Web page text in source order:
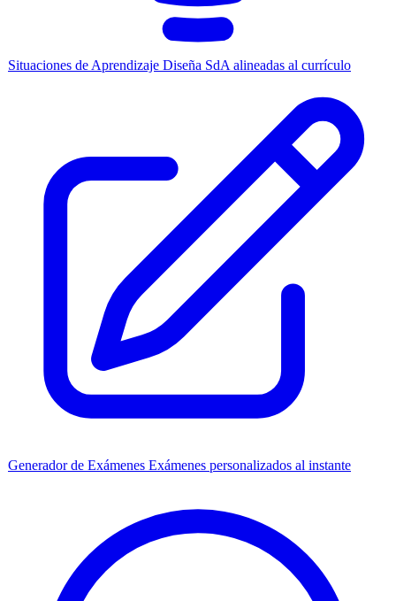
Situaciones de Aprendizaje Diseña SdA alineadas al currículo
Generador de Exámenes Exámenes personalizados al instante